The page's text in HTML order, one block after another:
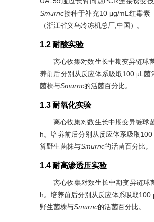
Smurnc接种于补充10 μg/mL红霉素
（浙江省义乌冷冻机总厂,中国）。
1.2 耐酸实验
离心收集对数生长中期变异链球
养前后分别从反应体系吸取100 μL
菌株与Smurnc的活菌百分比。
1.3 耐氧化实验
离心收集对数生长中期变异链球
h。培养前后分别从反应体系吸取
算野生菌株与Smurnc的活菌百分比。
1.4 耐高渗透压实验
离心收集对数生长中期变异链球
h。培养前后分别从反应体系吸取
野生菌株与Smurnc的活菌百分比。